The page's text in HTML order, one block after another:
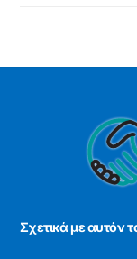
Σχετικά με αυτόν